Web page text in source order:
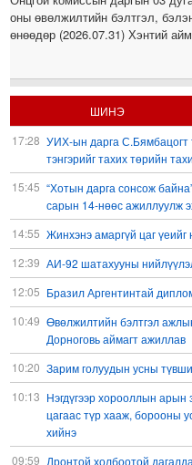
оны өвөлжилтийн бэлтгэл,
өнөөдөр (2026.07.31) Хэнтий
ШИНЭ
17:28 УИХ-ын дарга С.Бямбацогт
тэнгэрийг тахих төрийн
15:45 “Хотын дарга сонсож
сарын 14-нөөс ажиллуулж
14:55 Жинхэнэ амаргүй цаг
12:39 АИ-92 шатахууны
12:05 Бразил Аргентинтай
10:49 Өвөлжилтийн бэлтгэл
Дорноговь аймагт ажиллав
10:20 Зарим голуудын усны
10:13 Нэгдүгээр хорооллын
цагаас түр хааж, борооны
хийнэ
09:59 Дронтой холбоотой